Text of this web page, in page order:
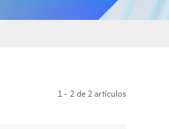
1 - 2 de 2 artículos